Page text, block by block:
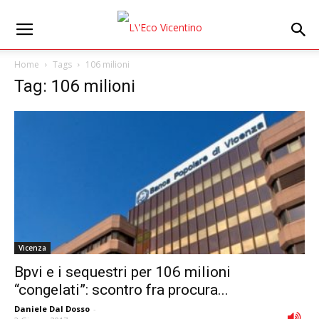
Home Tags 106 milioni
Tag: 106 milioni
Vicenza
Bpvi e i sequestri per 106 milioni
“congelati”: scontro fra procura...
Daniele Dal Dosso -